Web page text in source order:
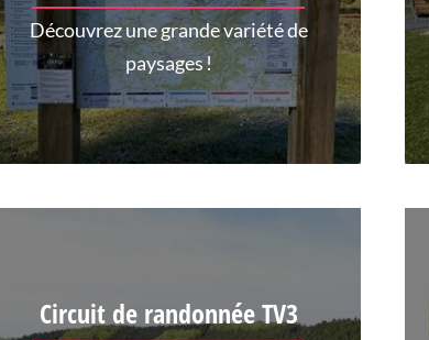
Découvrez une grande variété de
paysages !
Circuit de randonnée TV3